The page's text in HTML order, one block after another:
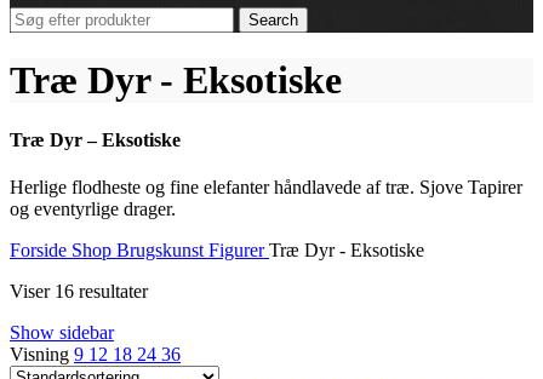
Search
Træ Dyr - Eksotiske
Træ Dyr – Eksotiske
Herlige flodheste og fine elefanter håndlavede af træ. Sjove Tapirer
og eventyrlige drager.
Forside Shop Brugskunst FigurerTræ Dyr - Eksotiske
Viser 16 resultater
Show sidebar
Visning 9 12 18 24 36